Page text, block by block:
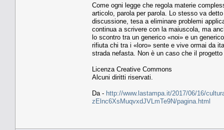
Come ogni legge che regola materie
articolo, parola per parola. Lo stesso va
discussione, tesa a eliminare problemi
continua a scrivere con la maiuscola, ma
lo scontro tra un generico «noi» e un
rifiuta chi tra i «loro» sente e vive ormai da
strada nefasta. Non è un caso che il
Licenza Creative Commons
Alcuni diritti riservati.
Da - http://www.lastampa.it/2017/06/16/
zElnc6XsMuqvxdJVLmTe9N/pagina.html